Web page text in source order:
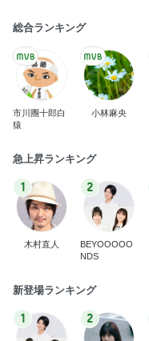
総合ランキング
市川團十郎白
猿
小林麻央
急上昇ランキング
1
木村直人
2
BEYOOOOO
NDS
新登場ランキング
1 2